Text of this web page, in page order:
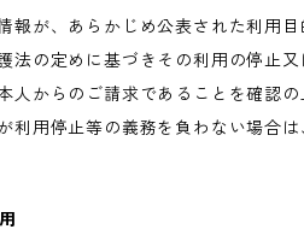
報が、あらかじめ公表された利用
法の定めに基づきその利用の停止
人からのご請求であることを確認
用停止等の義務を負わない場合は